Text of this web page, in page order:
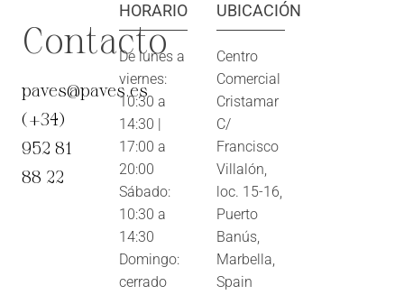
Contacto
paves@paves.es
(+34)
952 81
88 22
HORARIO
De lunes a
viernes:
10:30 a
14:30 |
17:00 a
20:00
Sábado:
10:30 a
14:30
Domingo:
cerrado
UBICACIÓN
Centro
Comercial
Cristamar
C/
Francisco
Villalón,
loc. 15-16,
Puerto
Banús,
Marbella,
Spain